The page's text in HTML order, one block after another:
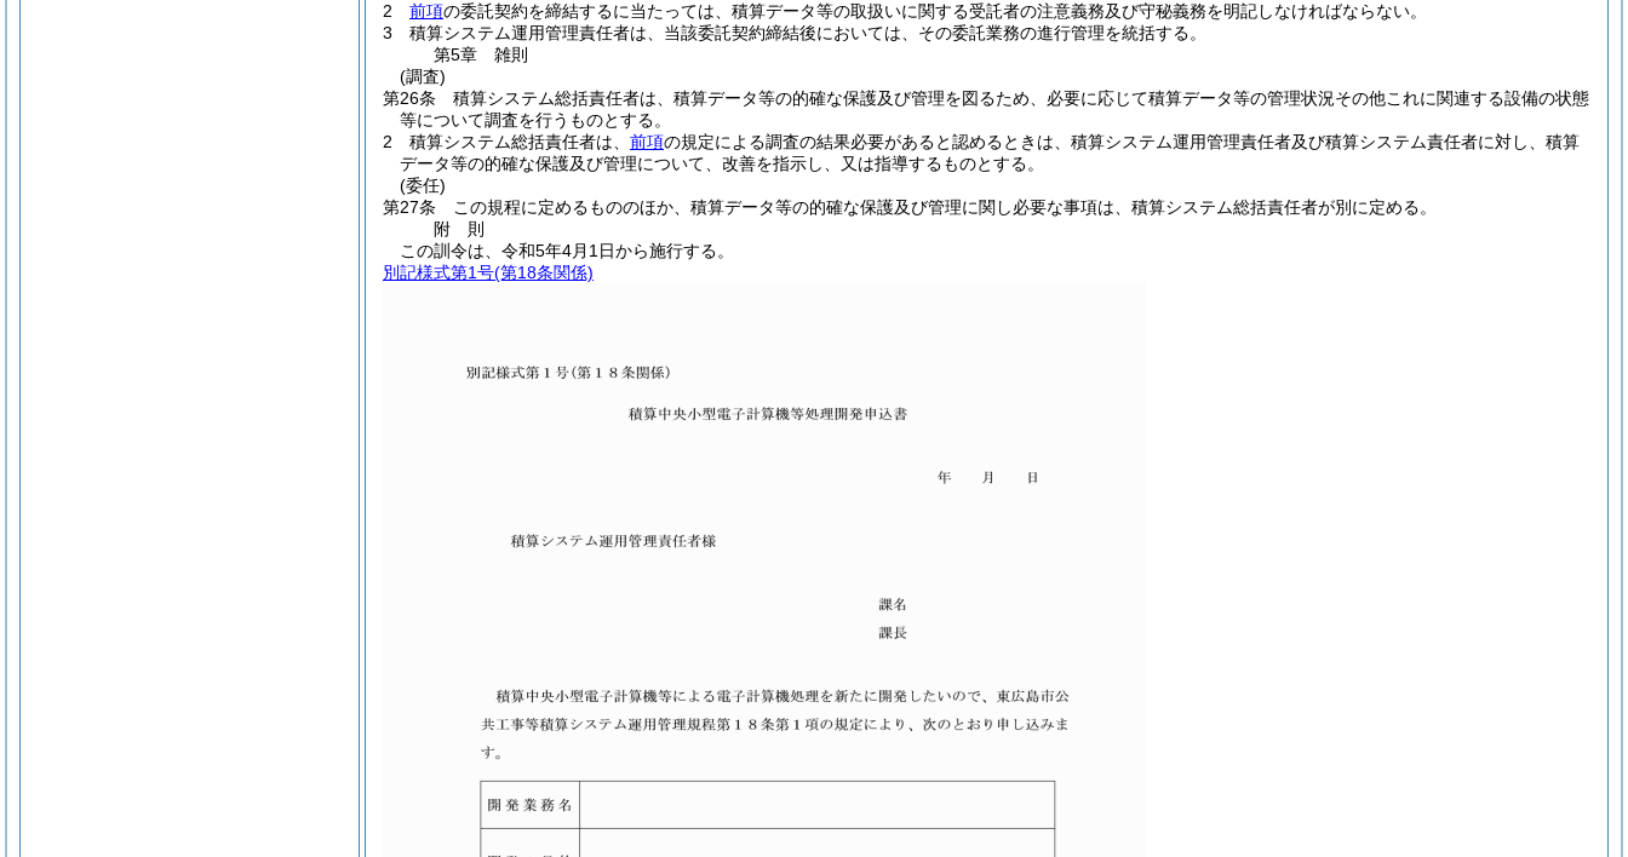
2
前項の委託契約を締結するに当たっては、積算データ等の取扱いに関する受託者の注意義務及び守秘義務を明記しなければならない。
3
積算システム運用管理責任者は、当該委託契約締結後においては、その委託業務の進行管理を統括する。
第5章
雑則
(調査)
第26条
積算システム総括責任者は、積算データ等の的確な保護及び管理を図るため、必要に応じて積算データ等の管理状況その他これに関連する設備の状態
等について調査を行うものとする。
2
積算システム総括責任者は、 前項の規定による調査の結果必要があると認めるときは、積算システム運用管理責任者及び積算システム責任者に対し、積算
データ等の的確な保護及び管理について、改善を指示し、又は指導するものとする。
(委任)
第27条
この規程に定めるもののほか、積算データ等の的確な保護及び管理に関し必要な事項は、積算システム総括責任者が別に定める。
附 則
この訓令は、令和5年4月1日から施行する。
別記様式第1号(第18条関係)